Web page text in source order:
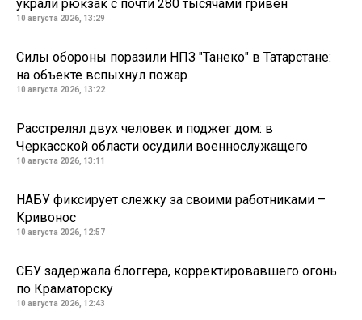
украли рюкзак с почти 280 тысячами гривен
10 августа 2026, 13:29
Силы обороны поразили НПЗ "Танеко" в Татарстане:
на объекте вспыхнул пожар
10 августа 2026, 13:22
Расстрелял двух человек и поджег дом: в
Черкасской области осудили военнослужащего
10 августа 2026, 13:11
НАБУ фиксирует слежку за своими работниками –
Кривонос
10 августа 2026, 12:57
СБУ задержала блоггера, корректировавшего огонь
по Краматорску
10 августа 2026, 12:43